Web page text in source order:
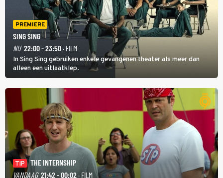
PREMIERE
SING SING
NU 22:00 - 23:50· FILM
In Sing Sing gebruiken enkele gevangenen theater als meer dan
alleen een uitlaatklep.
TIP
THE INTERNSHIP
VANDAAG 21:42 - 00:02· FILM